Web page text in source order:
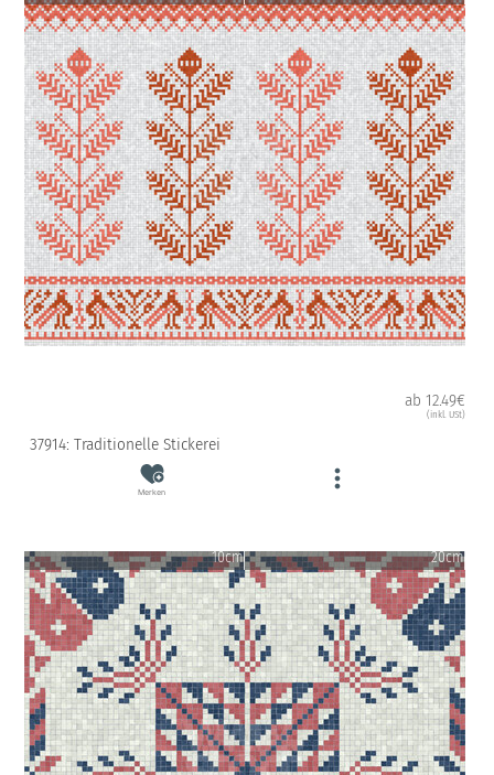
ab 12.49€
(inkl. USt)
37914: Traditionelle Stickerei
Merken
10cm 20cm